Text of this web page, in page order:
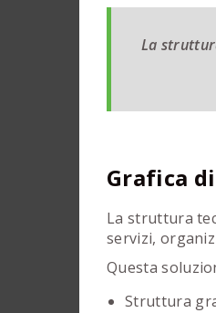
La
Grafica
La struttura
servizi,
Questa
Struttura